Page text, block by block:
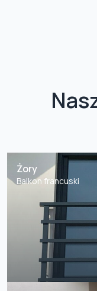
Żory
Balkon francuski